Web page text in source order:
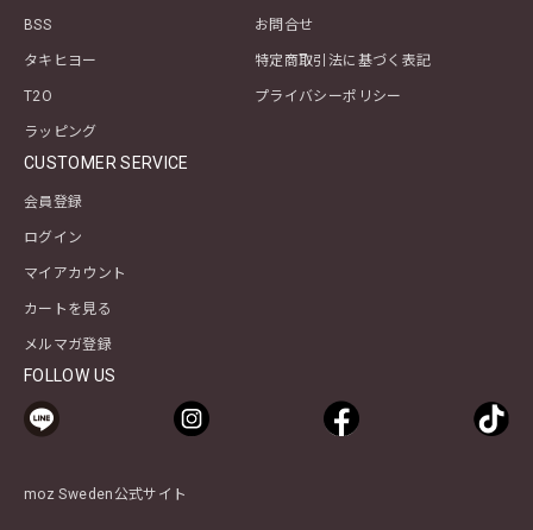
BSS
タキヒヨー
T2O
ラッピング
お問合せ
特定商取引法に基づく表記
プライバシーポリシー
CUSTOMER SERVICE
会員登録
ログイン
マイアカウント
カートを見る
メルマガ登録
FOLLOW US
moz Sweden公式サイト